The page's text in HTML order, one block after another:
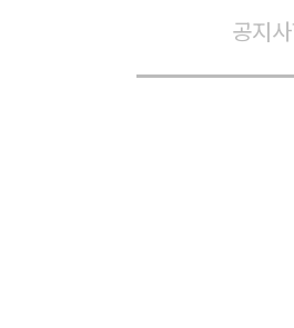
공지